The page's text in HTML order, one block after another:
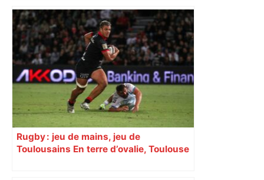
Rugby : jeu de mains, jeu de
Toulousains En terre d’ovalie, Toulouse